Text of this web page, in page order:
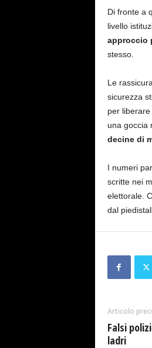
Di fronte a
livello
approccio
stesso.
Le
sicurezza
per
una goccia
decine di
I numeri
scritte nei
elettorale.
dal
Articolo
Falsi
ladri